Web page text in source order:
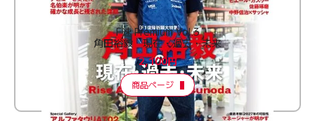
F速 Premium Vol.3
角田裕毅 現在・過去・未来
2,100円
商品ページ